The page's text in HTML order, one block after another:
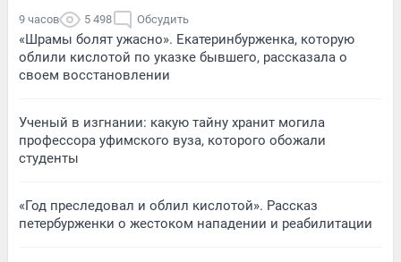
9 часов 5 498 Обсудить
«Шрамы болят ужасно». Екатеринбурженка, которую
облили кислотой по указке бывшего, рассказала о
своем восстановлении
Ученый в изгнании: какую тайну хранит могила
профессора уфимского вуза, которого обожали
студенты
«Год преследовал и облил кислотой». Рассказ
петербурженки о жестоком нападении и реабилитации